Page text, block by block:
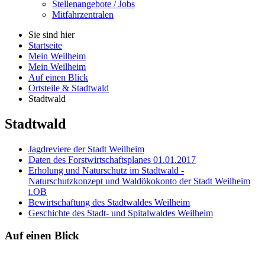
Stellenangebote / Jobs
Mitfahrzentralen
Sie sind hier
Startseite
Mein Weilheim
Mein Weilheim
Auf einen Blick
Ortsteile & Stadtwald
Stadtwald
Stadtwald
Jagdreviere der Stadt Weilheim
Daten des Forstwirtschaftsplanes 01.01.2017
Erholung und Naturschutz im Stadtwald -
Naturschutzkonzept und Waldökokonto der Stadt Weilheim
i.OB
Bewirtschaftung des Stadtwaldes Weilheim
Geschichte des Stadt- und Spitalwaldes Weilheim
Aufeinen Blick